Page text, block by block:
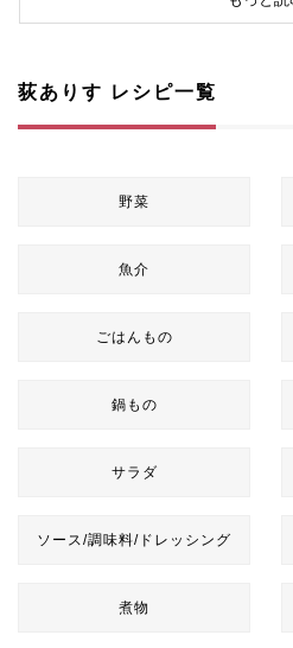
荻ありす レシピ一覧
野菜
魚介
ごはんもの
鍋もの
サラダ
ソース/調味料/ドレッシング
煮物